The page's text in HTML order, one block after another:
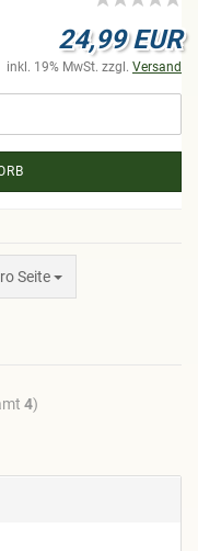
24,99 EUR
inkl. 19% MwSt. zzgl. Versand
Seite
4)